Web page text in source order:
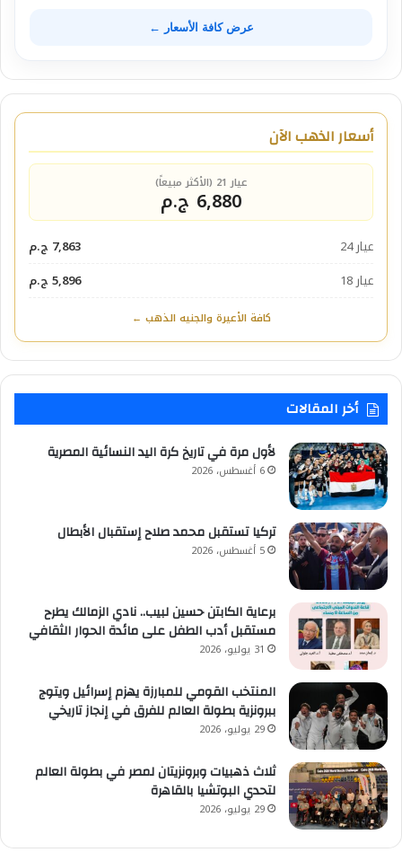
عرض كافة الأسعار ←
أسعار الذهب الآن
عيار 21 (الأكثر مبيعاً)
6,880 ج.م
عيار 24
7,863 ج.م
عيار 18
5,896 ج.م
كافة الأعيرة والجنيه الذهب ←
أخر المقالات
لأول مرة في تاريخ كرة اليد النسائية المصرية
6 أغسطس، 2026
تركيا تستقبل محمد صلاح إستقبال الأبطال
5 أغسطس، 2026
برعاية الكابتن حسين لبيب.. نادي الزمالك يطرح
مستقبل أدب الطفل على مائدة الحوار الثقافي
31 يوليو، 2026
المنتخب القومي للمبارزة يهزم إسرائيل ويتوج
ببرونزية بطولة العالم للفرق في إنجاز تاريخي
29 يوليو، 2026
ثلاث ذهبيات وبرونزيتان لمصر في بطولة العالم
لتحدي البوتشيا بالقاهرة
29 يوليو، 2026